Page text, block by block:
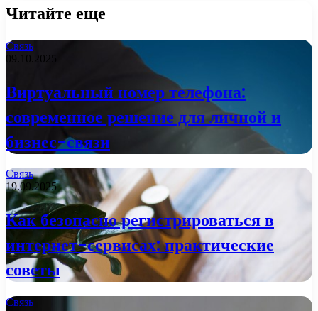
Читайте еще
Связь
09.10.2025
Виртуальный номер телефона:
современное решение для личной и
бизнес-связи
Связь
19.09.2025
Как безопасно регистрироваться в
интернет-сервисах: практические
советы
Связь